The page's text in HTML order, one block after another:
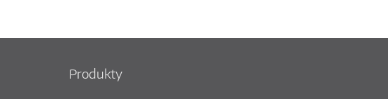
Produkty